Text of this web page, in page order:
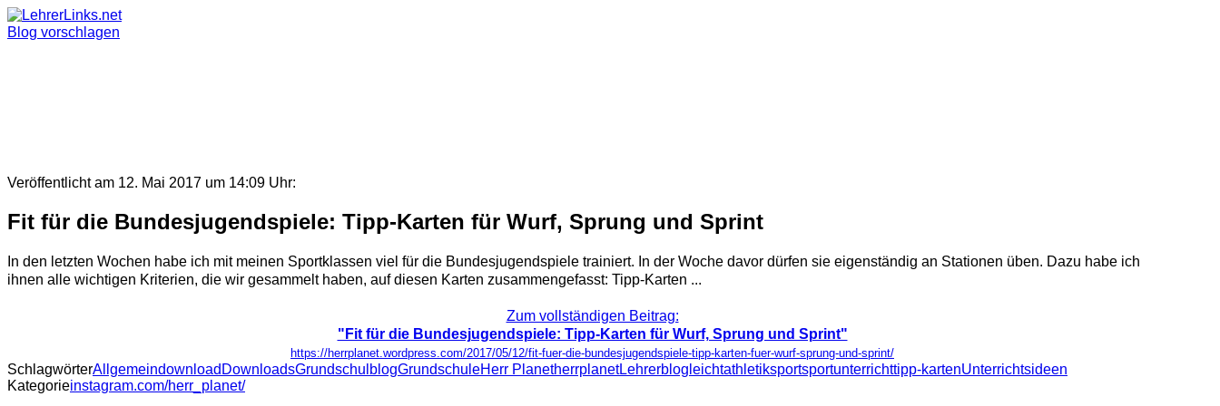
Skip
to
Blog vorschlagen
Veröffentlicht am 12. Mai 2017 um 14:09 Uhr:
Fit für die Bundesjugendspiele: Tipp-Karten für Wurf, Sprung und Sprint
In den letzten Wochen habe ich mit meinen Sportklassen viel für die Bundesjugendspiele trainiert. In der Woche davor dürfen sie eigenständig an Stationen üben. Dazu habe ich
ihnen alle wichtigen Kriterien, die wir gesammelt haben, auf diesen Karten zusammengefasst: Tipp-Karten ...
Zum vollständigen Beitrag:
"Fit für die Bundesjugendspiele: Tipp-Karten für Wurf, Sprung und Sprint"
https://herrplanet.wordpress.com/2017/05/12/fit-fuer-die-bundesjugendspiele-tipp-karten-fuer-wurf-sprung-und-sprint/
SchlagwörterAllgemeindownload DownloadsGrundschulblogGrundschuleHerr PlanetherrplanetLehrerblog leichtathletiksportsportunterrichttipp-kartenUnterrichtsideen
Kategorieinstagram.com/herr_planet/